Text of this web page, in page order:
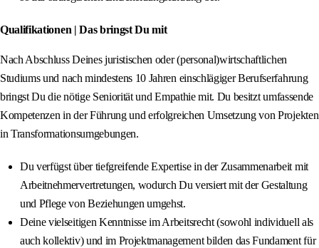
Qualifikationen | Das bringst Du mit
Nach Abschluss Deines juristischen oder (personal)wirtschaftlichen
Studiums und nach mindestens 10 Jahren einschlägiger Berufserfahrung
bringst Du die nötige Seniorität und Empathie mit. Du besitzt umfassende
Kompetenzen in der Führung und erfolgreichen Umsetzung von Projekten
in Transformationsumgebungen.
Du verfügst über tiefgreifende Expertise in der Zusammenarbeit mit
Arbeitnehmervertretungen, wodurch Du versiert mit der Gestaltung
und Pflege von Beziehungen umgehst.
Deine vielseitigen Kenntnisse im Arbeitsrecht (sowohl individuell als
auch kollektiv) und im Projektmanagement bilden das Fundament für